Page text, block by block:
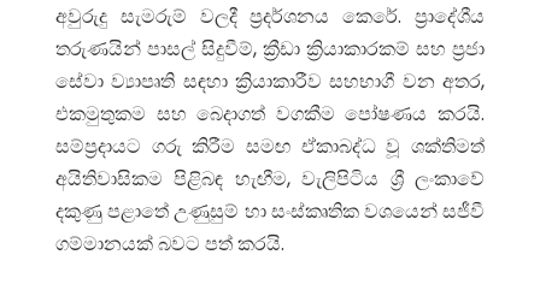
අවුරුදු සැමරුම් වලදී ප්‍රදර්ශනය කෙරේ. ප්‍රාදේශීය
තරුණයින් පාසල් සිදුවීම්, ක්‍රීඩා ක්‍රියාකාරකම් සහ ප්‍රජා
සේවා ව්‍යාපෘති සඳහා ක්‍රියාකාරීව සහභාගී වන අතර,
එකමුතුකම සහ බෙදාගත් වගකීම පෝෂණය කරයි.
සම්ප්‍රදායට ගරු කිරීම සමඟ ඒකාබද්ධ වූ ශක්තිමත්
අයිතිවාසිකම පිළිබඳ හැඟීම, වැලිපිටිය ශ්‍රී ලංකාවේ
දකුණු පළාතේ උණුසුම් හා සංස්කෘතික වශයෙන් සජීවී
ගම්මානයක් බවට පත් කරයි.